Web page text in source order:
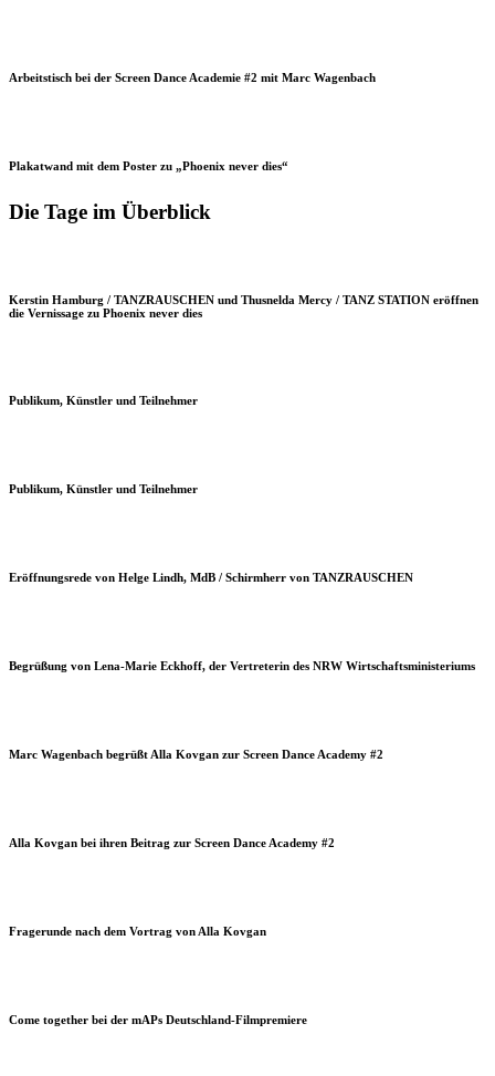
Arbeitstisch bei der Screen Dance Academie #2 mit Marc Wagenbach
Plakatwand mit dem Poster zu „Phoenix never dies“
Die Tage im Überblick
Kerstin Hamburg / TANZRAUSCHEN und Thusnelda Mercy / TANZ STATION eröffnen
die Vernissage zu Phoenix never dies
Publikum, Künstler und Teilnehmer
Publikum, Künstler und Teilnehmer
Eröffnungsrede von Helge Lindh, MdB / Schirmherr von TANZRAUSCHEN
Begrüßung von Lena-Marie Eckhoff, der Vertreterin des NRW Wirtschaftsministeriums
Marc Wagenbach begrüßt Alla Kovgan zur Screen Dance Academy #2
Alla Kovgan bei ihren Beitrag zur Screen Dance Academy #2
Fragerunde nach dem Vortrag von Alla Kovgan
Come together bei der mAPs Deutschland-Filmpremiere